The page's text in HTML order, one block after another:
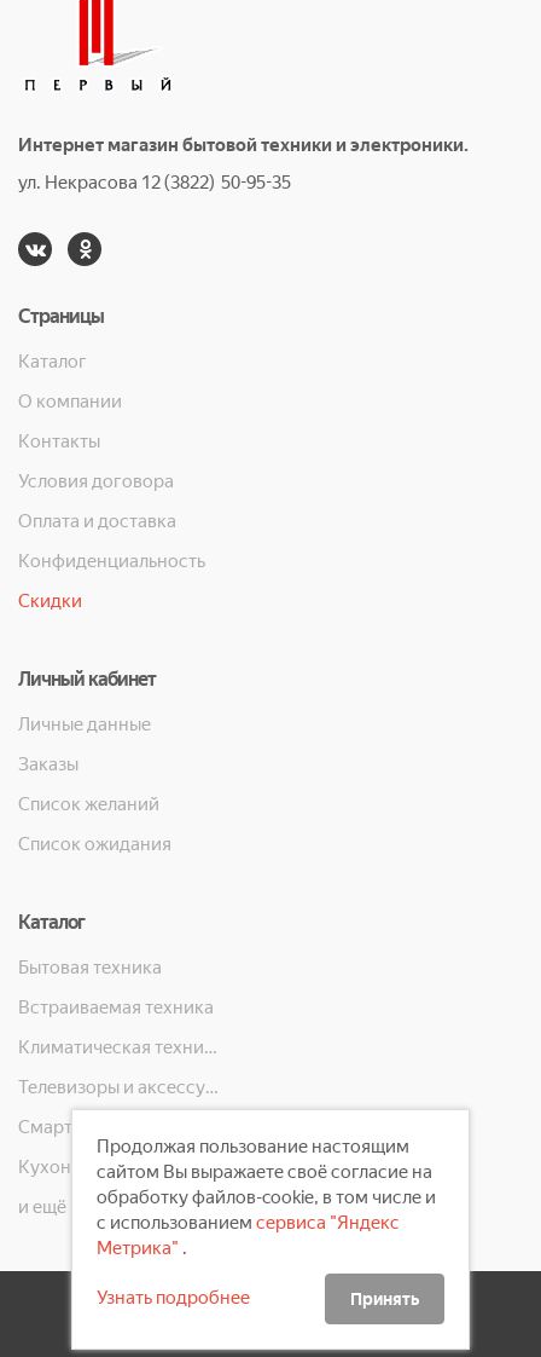
Интернет магазин бытовой техники и электроники.
ул. Некрасова 12 (3822) 50-95-35
Страницы
Каталог
О компании
Контакты
Условия договора
Оплата и доставка
Конфиденциальность
Скидки
Личный кабинет
Личные данные
Заказы
Список желаний
Список ожидания
Каталог
Бытовая техника
Встраиваемая техника
Климатическая техника
Телевизоры и аксессуары
Кухонная техника
и ещё 10 категорий
2008 - 2026 ©Первый Электронный Магазин
Продолжая пользование настоящим
сайтом Вы выражаете своё согласие на
обработку файлов-cookie, в том числе и
с использованием сервиса "Яндекс
Метрика" .
Узнать подробнее Принять